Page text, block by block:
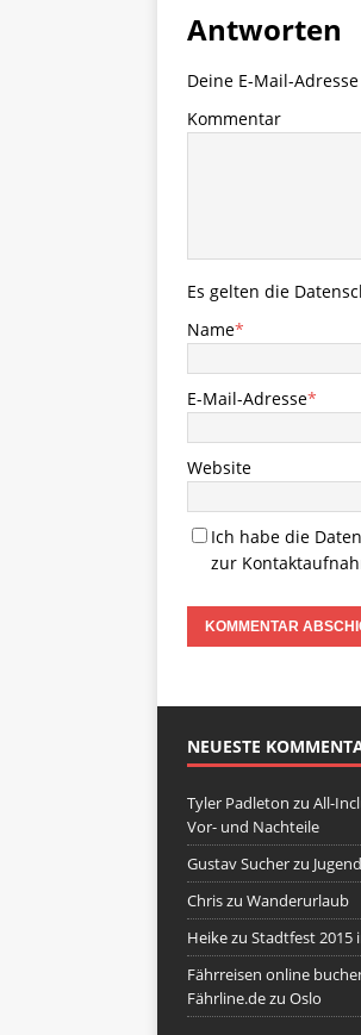
Antworten
Deine E-Mail-
Kommentar
Es gelten die
Name*
E-Mail-Adresse*
Website
Ich habe die
zur
NEUESTE
Tyler Padleton zu All-
Vor- und Nachteile
Gustav Sucherzu
Chriszu Wanderurlaub
Heikezu Stadtfest 2015
Fährreisen online
Fährline.dezu Oslo